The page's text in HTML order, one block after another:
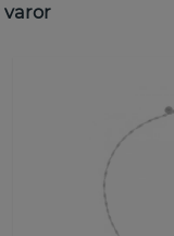
varor